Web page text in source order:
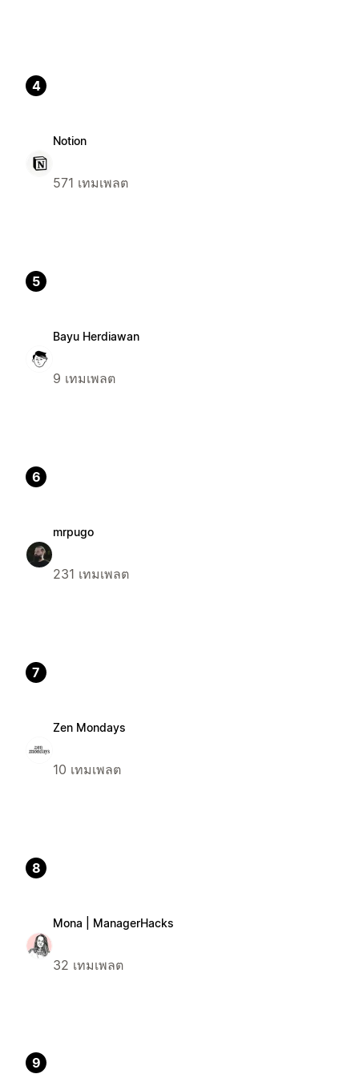
4
Notion
571 เทมเพลต
5
Bayu Herdiawan
9 เทมเพลต
6
mrpugo
231 เทมเพลต
7
Zen Mondays
10 เทมเพลต
8
Mona | ManagerHacks
32 เทมเพลต
9